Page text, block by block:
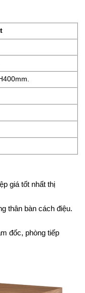
giá tốt nhất thị
thân bàn cách điệu.
đốc, phòng tiếp